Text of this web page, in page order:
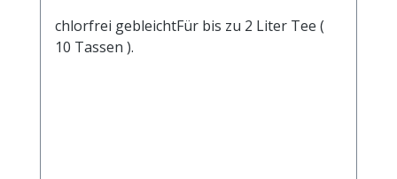
chlorfrei gebleichtFür bis zu 2 Liter Tee (
10 Tassen ).